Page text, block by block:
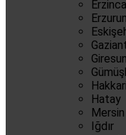
Giresun
Hakkari
Hatay
Mersin
Iğdır